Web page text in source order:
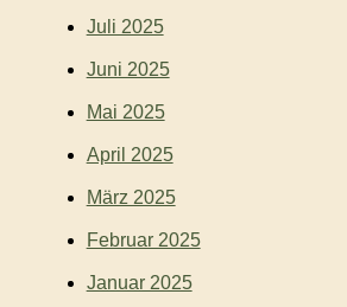
Juli 2025
Juni 2025
Mai 2025
April 2025
März 2025
Februar 2025
Januar 2025